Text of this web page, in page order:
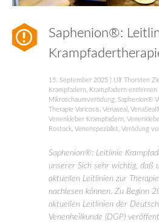
Saphenion®:
15. September 2025 Ulf Thorsten
Krampfadern
Krampfadern entfernen
Mikroschaumverödung
Saphenion®
Therapie Varicosis Venaseal
Venenkleber Krampfadern
Rostock Venenspezialist Verödung
Saphenion®: Leitlinie
unserer Sich sehr wichtig, daß
aktuellen Leitlinien zur
nachlesen können. Zu Beginn
aktuellen Leitlinien der
Venenheilkunde (DGP)